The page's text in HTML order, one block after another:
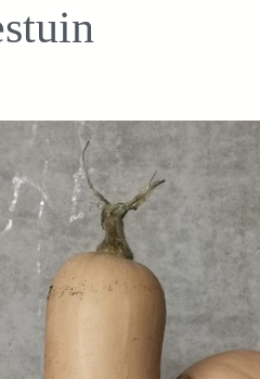
Peulgroenten
Wortelgroenten
Bladgroenten